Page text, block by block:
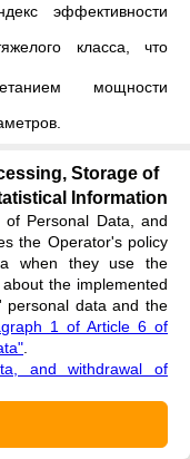
эффективности
класса, что
мощности
хозяйства и
является
баланс между
и себестоимостью
Storage of
Information
of Personal Data, and
the Operator's policy
when they use the
the implemented
personal data and the
1 of Article 6 of
and withdrawal of